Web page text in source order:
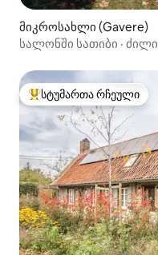
მიკროსახლი (Gavere)
სალონში სათიბი · ძილი
სტუმართა რჩეული
სტუმართა რჩეული